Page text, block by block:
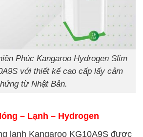
Phúc Kangaroo Hydrogen Slim
với thiết kế cao cấp lấy cảm
hứng từ Nhật Bản.
– Lạnh – Hydrogen
lạnh Kangaroo KG10A9S được